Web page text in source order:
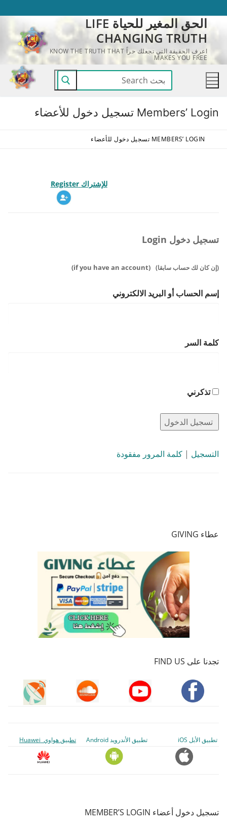
المحتوى
الحق المغير للحياة LIFE
CHANGING TRUTH
اعرف الحقيقة التي تجعلك حراً KNOW THE TRUTH THAT
MAKES YOU FREE
البحث
عن:
Members’ Login تسجيل دخول للأعضاء
MEMBERS’ LOGIN تسجيل دخول للأعضاء
للإشتراك Register
تسجيل دخول Login
(إن كان لك حساب سابقا) (if you have an account)
إسم الحساب أو البريد الالكتروني
كلمة السر
تذكرني
التسجيل | كلمة المرور مفقودة
عطاء GIVING
تجدنا على FIND US
تطبيق الأبل iOS تطبيق الأندرويد Android تطبيق هواوي Huawei
تسجيل دخول أعضاء MEMBER’S LOGIN